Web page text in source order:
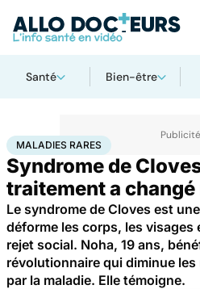
Santé Bien-être
AccueilSantéMaladies Maladies rares
MALADIES RARES
Syndrome de
traitement a changé
Le syndrome de Cloves est
déforme les corps, les visages
rejet social. Noha, 19 ans,
révolutionnaire qui diminue
par la maladie. Elle témoigne.